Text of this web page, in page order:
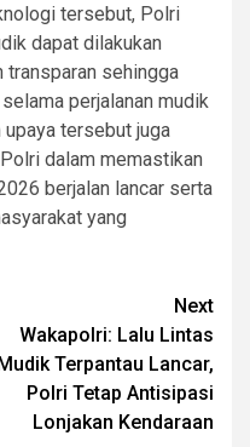
tersebut, Polri
dapat dilakukan
sehingga
perjalanan mudik
tersebut juga
dalam memastikan
berjalan lancar serta
yang
Next
Wakapolri: Lalu Lintas
Terpantau Lancar,
Polri Tetap Antisipasi
Lonjakan Kendaraan